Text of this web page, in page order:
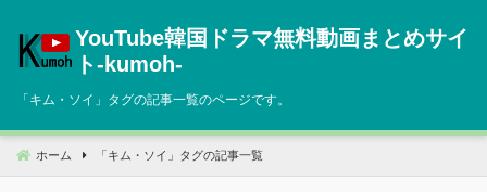
へ
動
YouTube韓国ドラマ無料動画まとめサイ
ト‐kumoh‐
「キム・ソイ 」タグの記事一覧のページです。
ホーム 「 キム・ソイ 」タグの記事一覧